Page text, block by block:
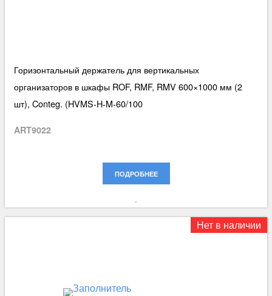
Горизонтальный держатель для вертикальных
организаторов в шкафы ROF, RMF, RMV 600×1000 мм (2
шт), Conteg. (HVMS-H-M-60/100
ART9022
ПОДРОБНЕЕ
Нет в наличии